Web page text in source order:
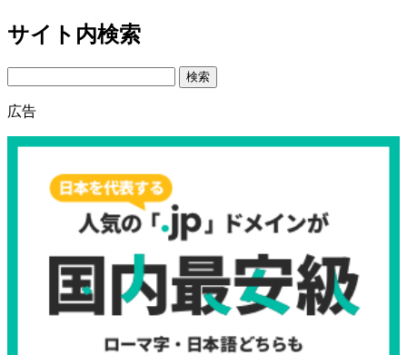
サイト内検索
Search
広告